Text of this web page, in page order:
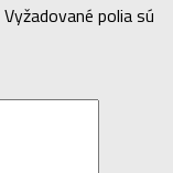
Vyžadované polia sú